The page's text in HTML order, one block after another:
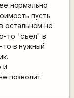
нормально
пусть
остальном не
то "съел" в
то в нужный
и
позволит